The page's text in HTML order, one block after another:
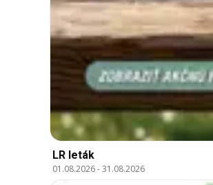
LR leták
01.08.2026-31.08.2026